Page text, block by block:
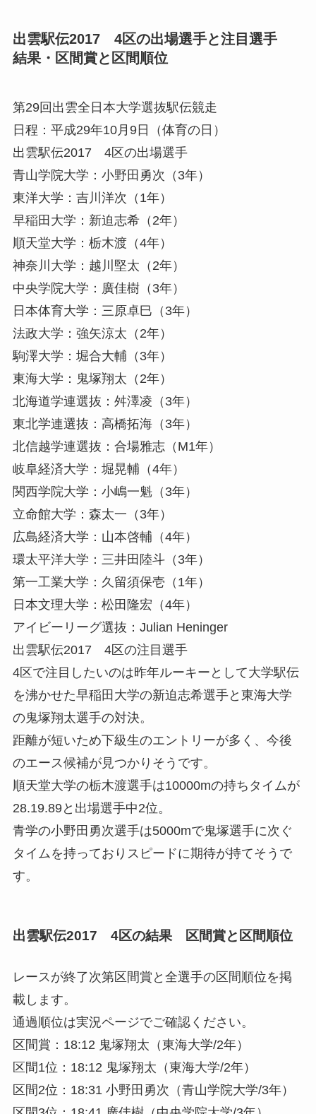
出雲駅伝2017 4区の出場選手と注目選手
結果・区間賞と区間順位
第29回出雲全日本大学選抜駅伝競走
日程：平成29年10月9日（体育の日）
出雲駅伝2017 4区の出場選手
青山学院大学：小野田勇次（3年）
東洋大学：吉川洋次（1年）
早稲田大学：新迫志希（2年）
順天堂大学：栃木渡（4年）
神奈川大学：越川堅太（2年）
中央学院大学：廣佳樹（3年）
日本体育大学：三原卓巳（3年）
法政大学：強矢涼太（2年）
駒澤大学：堀合大輔（3年）
東海大学：鬼塚翔太（2年）
北海道学連選抜：舛澤凌（3年）
東北学連選抜：高橋拓海（3年）
北信越学連選抜：合場雅志（M1年）
岐阜経済大学：堀晃輔（4年）
関西学院大学：小嶋一魁（3年）
立命館大学：森太一（3年）
広島経済大学：山本啓輔（4年）
環太平洋大学：三井田陸斗（3年）
第一工業大学：久留須保壱（1年）
日本文理大学：松田隆宏（4年）
アイビーリーグ選抜：Julian Heninger
出雲駅伝2017 4区の注目選手
4区で注目したいのは昨年ルーキーとして大学駅伝
を沸かせた早稲田大学の新迫志希選手と東海大学
の鬼塚翔太選手の対決。
距離が短いため下級生のエントリーが多く、今後
のエース候補が見つかりそうです。
順天堂大学の栃木渡選手は10000mの持ちタイムが
28.19.89と出場選手中2位。
青学の小野田勇次選手は5000mで鬼塚選手に次ぐ
タイムを持っておりスピードに期待が持てそうで
す。
出雲駅伝2017 4区の結果 区間賞と区間順位
レースが終了次第区間賞と全選手の区間順位を掲
載します。
通過順位は実況ページでご確認ください。
区間賞：18:12 鬼塚翔太（東海大学/2年）
区間1位：18:12 鬼塚翔太（東海大学/2年）
区間2位：18:31 小野田勇次（青山学院大学/3年）